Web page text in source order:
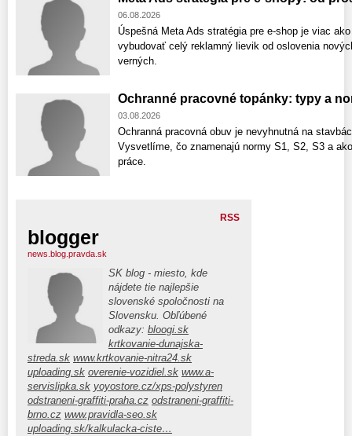
06.08.2026
Úspešná Meta Ads stratégia pre e-shop je viac
vybudovať celý reklamný lievik od oslovenia
verných.
Ochranné pracovné topánky: typy a
03.08.2026
Ochranná pracovná obuv je nevyhnutná na
Vysvetlíme, čo znamenajú normy S1, S2, S3 a
práce.
RSS
blogger
news.blog.pravda.sk
SK blog - miesto, kde
nájdete tie najlepšie
slovenské spoločnosti na
Slovensku. Obľúbené
odkazy: bloogi.sk
krtkovanie-dunajska-
streda.sk www.krtkovanie-nitra24.sk
uploading.sk overenie-vozidiel.sk www.a-
servislipka.sk yoyostore.cz/xps-polystyren
odstraneni-graffiti-praha.cz odstraneni-graffiti-
brno.cz www.pravidla-seo.sk
uploading.sk/kalkulacka-ciste…